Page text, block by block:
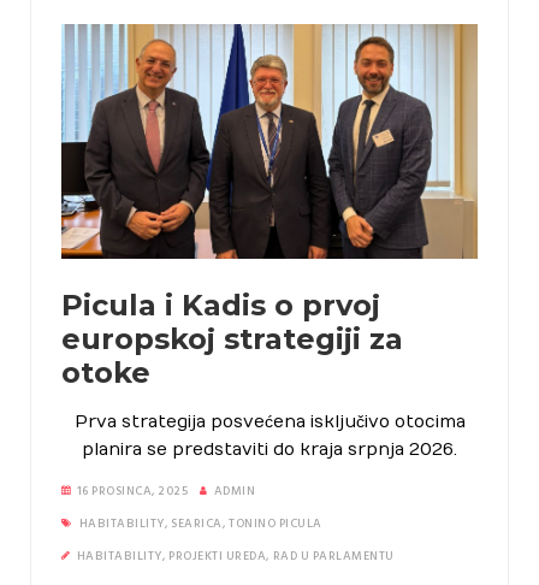
Picula i Kadis o prvoj
europskoj strategiji za
otoke
Prva strategija posvećena isključivo otocima
planira se predstaviti do kraja srpnja 2026.
16 PROSINCA, 2025
ADMIN
HABITABILITY, SEARICA,TONINO PICULA
HABITABILITY, PROJEKTI UREDA, RAD U PARLAMENTU